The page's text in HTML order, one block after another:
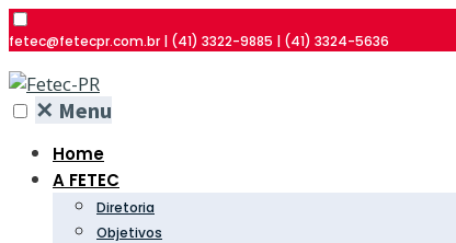
fetec@fetecpr.com.br | (41) 3322-9885 | (41) 3324-5636
✕ Menu
Home
A FETEC
Diretoria
Objetivos